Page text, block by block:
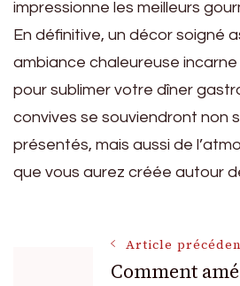
impressionne les meilleurs
En définitive, un décor soigné
ambiance chaleureuse
pour sublimer votre dîner
convives se souviendront non
présentés, mais aussi de
que vous aurez créée autour
Navigation
Article
Comment